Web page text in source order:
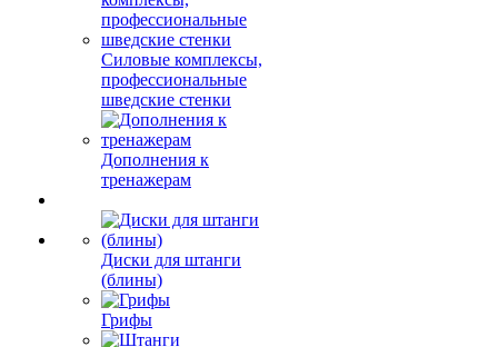
Силовые комплексы,
профессиональные
шведские стенки
Дополнения к
тренажерам
Диски для штанги
(блины)
Грифы